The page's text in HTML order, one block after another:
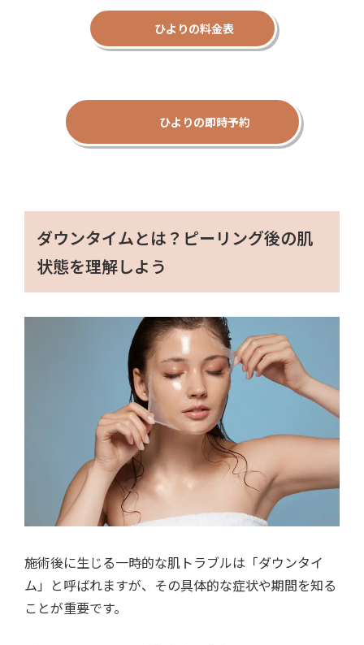
ひよりの料金表
ひよりの即時予約
ダウンタイムとは？ピーリング後の肌
状態を理解しよう
施術後に生じる一時的な肌トラブルは「ダウンタイ
ム」と呼ばれますが、その具体的な症状や期間を知る
ことが重要です。